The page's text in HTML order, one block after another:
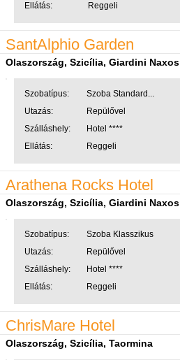
Ellátás:
Reggeli
SantAlphio Garden
Olaszország, Szicília, Giardini Naxos
Szobatípus:
Szoba Standard...
Utazás:
Repülővel
Szálláshely:
Hotel ****
Ellátás:
Reggeli
Arathena Rocks Hotel
Olaszország, Szicília, Giardini Naxos
Szobatípus:
Szoba Klasszikus
Utazás:
Repülővel
Szálláshely:
Hotel ****
Ellátás:
Reggeli
ChrisMare Hotel
Olaszország, Szicília, Taormina